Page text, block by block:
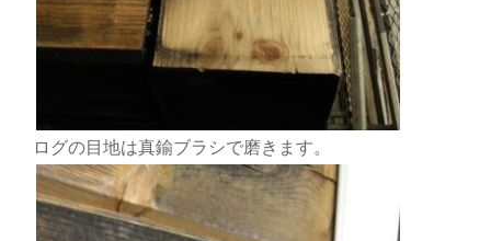
ログの目地は真鍮ブラシで磨きます。